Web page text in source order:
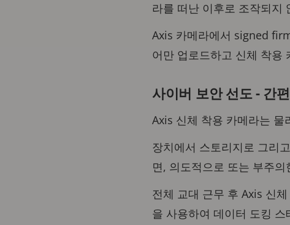
라를 떠난 이후로 조작되지
Axis 카메라에서 signed
어만 업로드하고 신체 착용
사이버 보안 선도 - 간
Axis 신체 착용 카메라는 물
장치에서 스토리지로 그리
면, 의도적으로 또는 부주
전체 교대 근무 후 Axis 신
을 사용하여 데이터 도킹